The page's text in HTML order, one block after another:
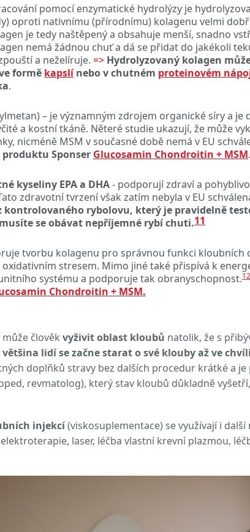
pomocí enzymatické hydrolýzy je
) oproti nativnímu (přírodnímu) kolagenu velmi
je tedy naštěpený a obsahuje menší, snadno
nemá žádnou chuť a dá se přidat do jakékoli
a neželíruje. => Hydrolyzovaný kolagen
formě kapslínebo v chutném proteinovém
.
– je významným zdrojem organické síry a je
a kostní tkáně. Něteré studie ukazují, že může
nicméně MSM v současné době nemá v EU
produktu Sponser Glucosamin Chondroitin + MSM.
kyseliny EPA a DHA- podporují zdraví a
zdravotní tvrzení však zatím nebyla v EU
kontrolovaného rybolovu, který je pravidelně
se obávat nepříjemné rybí chuti.11
tvorbu kolagenu pro správnou funkci kloubních
stresem. Mimo jiné také přispívá k
systému a podporuje tak obranyschopnost.12
Chondroitin + MSM.
člověk vyživit oblast kloubů natolik, že s
většina lidí se začne starat o své klouby až ve
doplňků stravy bez dalších procedur krátké a
revmatolog), který stav kloubů důkladně
injekcí(viskosuplementace) se využívají i
laser, léčba vlastní krevní plazmou,